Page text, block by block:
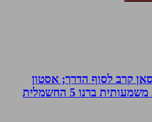
קרב לסוף הדרך; אסטון
ברנו 5 החשמלית